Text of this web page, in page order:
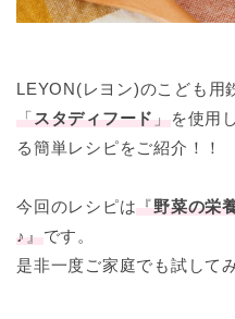
LEYON(レヨン)のこども用
「スタディフード 」
を使用
る簡単レシピをご紹介！！
今回のレシピは 『野菜の栄
♪ 』 です。
是非一度ご家庭でも試して